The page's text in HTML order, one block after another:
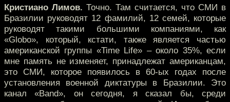
Кристиано Лимов. Точно. Там считается, что СМИ в
Бразилии руководят 12 фамилий, 12 семей, которые
руководят такими большими компаниями, как
«Globo», который, кстати, также является частью
американской группы «Time Life» – около 35%, если
мне память не изменяет, принадлежат американцам,
это СМИ, которое появилось в 60-ых годах после
установления военной диктатуры в Бразилии. Это
канал «Band», он сегодня, я сказал бы, среди